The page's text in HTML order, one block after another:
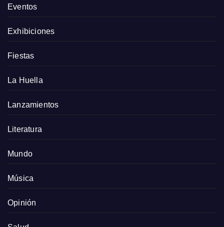
Eventos
Exhibiciones
Fiestas
La Huella
Lanzamientos
Literatura
Mundo
Música
Opinión